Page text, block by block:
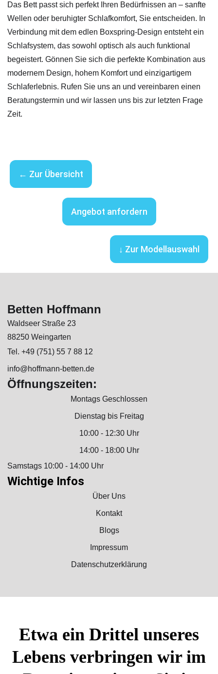
Das Bett passt sich perfekt Ihren Bedürfnissen an – sanfte
Wellen oder beruhigter Schlafkomfort, Sie entscheiden. In
Verbindung mit dem edlen Boxspring-Design entsteht ein
Schlafsystem, das sowohl optisch als auch funktional
begeistert. Gönnen Sie sich die perfekte Kombination aus
modernem Design, hohem Komfort und einzigartigem
Schlaferlebnis. Rufen Sie uns an und vereinbaren einen
Beratungstermin und wir lassen uns bis zur letzten Frage
Zeit.
← Zur Übersicht
Angebot anfordern
↓ Zur Modellauswahl
Betten Hoffmann
Waldseer Straße 23
88250 Weingarten
Tel. +49 (751) 55 7 88 12
info@hoffmann-betten.de
Öffnungszeiten:
Montags Geschlossen
Dienstag bis Freitag
10:00 - 12:30 Uhr
14:00 - 18:00 Uhr
Samstags 10:00 - 14:00 Uhr
Wichtige Infos
Über Uns
Kontakt
Blogs
Impressum
Datenschutzerklärung
Etwa ein Drittel unseres
Lebens verbringen wir im